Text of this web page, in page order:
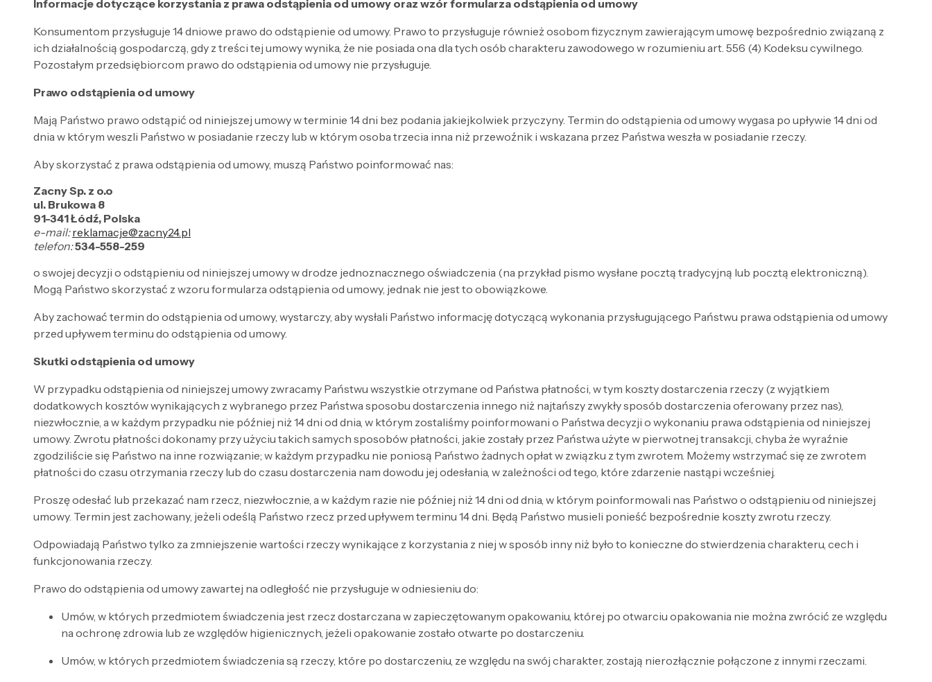
Informacje dotyczące korzystania z prawa odstąpienia od umowy oraz wzór formularza odstąpienia od umowy
Konsumentom przysługuje 14 dniowe prawo do odstąpienie od umowy. Prawo to przysługuje również osobom fizycznym zawierającym umowę bezpośrednio związaną z
ich działalnością gospodarczą, gdy z treści tej umowy wynika, że nie posiada ona dla tych osób charakteru zawodowego w rozumieniu art. 556 (4) Kodeksu cywilnego.
Pozostałym przedsiębiorcom prawo do odstąpienia od umowy nie przysługuje.
Prawo odstąpienia od umowy
Mają Państwo prawo odstąpić od niniejszej umowy w terminie 14 dni bez podania jakiejkolwiek przyczyny. Termin do odstąpienia od umowy wygasa po upływie 14 dni od
dnia w którym weszli Państwo w posiadanie rzeczy lub w którym osoba trzecia inna niż przewoźnik i wskazana przez Państwa weszła w posiadanie rzeczy.
Aby skorzystać z prawa odstąpienia od umowy, muszą Państwo poinformować nas:
Zacny Sp. z o.o
ul. Brukowa 8
91-341 Łódź, Polska
e-mail: reklamacje@zacny24.pl
telefon:534-558-259
o swojej decyzji o odstąpieniu od niniejszej umowy w drodze jednoznacznego oświadczenia (na przykład pismo wysłane pocztą tradycyjną lub pocztą elektroniczną).
Mogą Państwo skorzystać z wzoru formularza odstąpienia od umowy, jednak nie jest to obowiązkowe.
Aby zachować termin do odstąpienia od umowy, wystarczy, aby wysłali Państwo informację dotyczącą wykonania przysługującego Państwu prawa odstąpienia od umowy
przed upływem terminu do odstąpienia od umowy.
Skutki odstąpienia od umowy
W przypadku odstąpienia od niniejszej umowy zwracamy Państwu wszystkie otrzymane od Państwa płatności, w tym koszty dostarczenia rzeczy (z wyjątkiem
dodatkowych kosztów wynikających z wybranego przez Państwa sposobu dostarczenia innego niż najtańszy zwykły sposób dostarczenia oferowany przez nas),
niezwłocznie, a w każdym przypadku nie później niż 14 dni od dnia, w którym zostaliśmy poinformowani o Państwa decyzji o wykonaniu prawa odstąpienia od niniejszej
umowy. Zwrotu płatności dokonamy przy użyciu takich samych sposobów płatności, jakie zostały przez Państwa użyte w pierwotnej transakcji, chyba że wyraźnie
zgodziliście się Państwo na inne rozwiązanie; w każdym przypadku nie poniosą Państwo żadnych opłat w związku z tym zwrotem. Możemy wstrzymać się ze zwrotem
płatności do czasu otrzymania rzeczy lub do czasu dostarczenia nam dowodu jej odesłania, w zależności od tego, które zdarzenie nastąpi wcześniej.
Proszę odesłać lub przekazać nam rzecz, niezwłocznie, a w każdym razie nie później niż 14 dni od dnia, w którym poinformowali nas Państwo o odstąpieniu od niniejszej
umowy. Termin jest zachowany, jeżeli odeślą Państwo rzecz przed upływem terminu 14 dni. Będą Państwo musieli ponieść bezpośrednie koszty zwrotu rzeczy.
Odpowiadają Państwo tylko za zmniejszenie wartości rzeczy wynikające z korzystania z niej w sposób inny niż było to konieczne do stwierdzenia charakteru, cech i
funkcjonowania rzeczy.
Prawo do odstąpienia od umowy zawartej na odległość nie przysługuje w odniesieniu do:
Umów, w których przedmiotem świadczenia jest rzecz dostarczana w zapieczętowanym opakowaniu, której po otwarciu opakowania nie można zwrócić ze względu
na ochronę zdrowia lub ze względów higienicznych, jeżeli opakowanie zostało otwarte po dostarczeniu.
Umów, w których przedmiotem świadczenia są rzeczy, które po dostarczeniu, ze względu na swój charakter, zostają nierozłącznie połączone z innymi rzeczami.